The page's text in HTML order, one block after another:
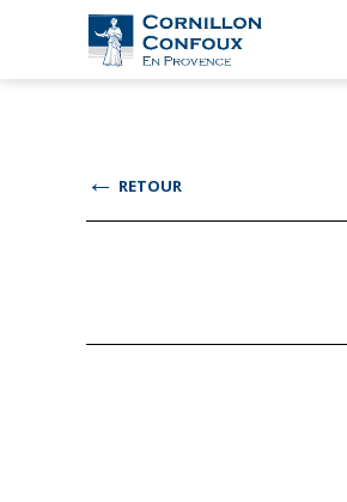
Ville
Provence
← RETOUR